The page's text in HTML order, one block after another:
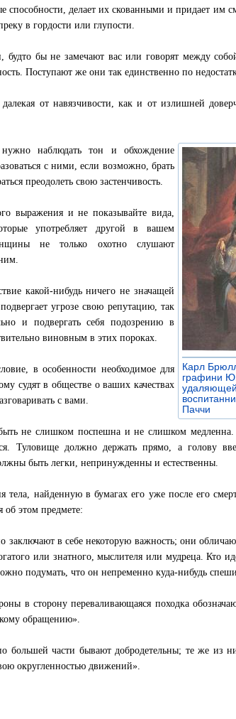
способности, делает их скованными и придает им
в гордости или глупости.
будто бы не замечают вас или говорят между
Поступают же они так единственно по
от навязчивости, как и от излишней
Карл
графини
Паччи
нужно наблюдать тон и обхождение
с ними, если возможно, брать
преодолеть свою застенчивость.
выражения и не показывайте вида,
употребляет другой в вашем
не только охотно слушают
какой-нибудь ничего не значащей
угрозе свою репутацию, так
и подвергать себя подозрению в
виновным в этих пороках.
в особенности необходимое для
судят в обществе о ваших качествах
с вами.
не слишком поспешна и не слишком
Туловище должно держать прямо, а голову
быть легки, непринужденны и естественны.
тела, найденную в бумагах его уже после его
этом предмете:
в себе некоторую важность; они
или знатного, мыслителя или мудреца. Кто
подумать, что он непременно куда-нибудь
в сторону переваливающаяся походка
обращению».
части бывают добродетельны; те же из
округленностью движений».